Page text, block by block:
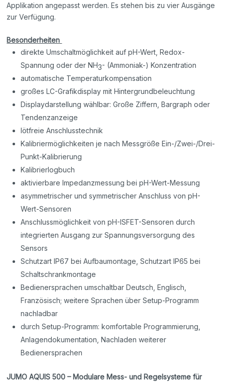
Applikation angepasst werden. Es stehen bis zu vier Ausgänge
zur Verfügung.
Besonderheiten
direkte Umschaltmöglichkeit auf pH-Wert, Redox-
Spannung oder der NH3- (Ammoniak-) Konzentration
automatische Temperaturkompensation
großes LC-Grafikdisplay mit Hintergrundbeleuchtung
Displaydarstellung wählbar: Große Ziffern, Bargraph oder
Tendenzanzeige
lötfreie Anschlusstechnik
Kalibriermöglichkeiten je nach Messgröße Ein-/Zwei-/Drei-
Punkt-Kalibrierung
Kalibrierlogbuch
aktivierbare Impedanzmessung bei pH-Wert-Messung
asymmetrischer und symmetrischer Anschluss von pH-
Wert-Sensoren
Anschlussmöglichkeit von pH-ISFET-Sensoren durch
integrierten Ausgang zur Spannungsversorgung des
Sensors
Schutzart IP67 bei Aufbaumontage, Schutzart IP65 bei
Schaltschrankmontage
Bedienersprachen umschaltbar Deutsch, Englisch,
Französisch; weitere Sprachen über Setup-Programm
nachladbar
durch Setup-Programm: komfortable Programmierung,
Anlagendokumentation, Nachladen weiterer
Bedienersprachen
JUMO AQUIS 500 – Modulare Mess- und Regelsysteme für